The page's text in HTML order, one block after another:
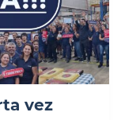
vez